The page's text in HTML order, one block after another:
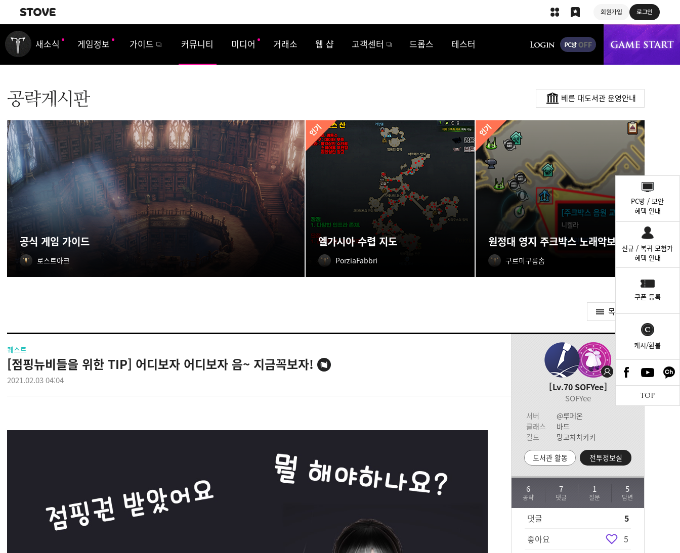
회원가입 로그인
내비게이션
새소식 게임정보 가이드 커뮤니티 미디어 거래소 웹 샵 고객센터 드롭스 테스터
베른 대도서관 운영안내
공식 게임 가이드
로스트아크
엘가시아 수렵 지도
PorziaFabbri
원정대 영지 주크박스 노래악보 획득처
구르미구름솜
목록가기
퀘스트
[점핑뉴비들을 위한 TIP] 어디보자 어디보자 음~ 지금꼭보자!
2021.02.03 04:04
Lv.70 SOFYee
SOFYee
서버
@루페온
클래스
바드
길드
망고차차카카
도서관 활동 전투정보실
공략
6
댓글
7
질문
1
답변
5
댓글
5
좋아요
5
PC방 / 보안
혜택 안내
신규 / 복귀 모험가
혜택 안내
쿠폰 등록
캐시/환불
TOP